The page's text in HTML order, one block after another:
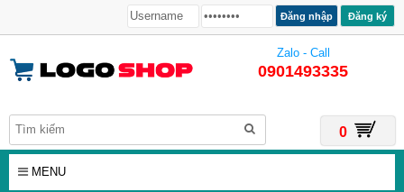
Đăng ký
Zalo - Call
0901493335
0
MENU